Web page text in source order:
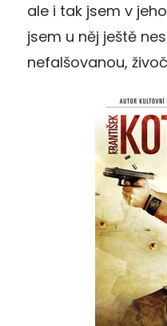
ale i tak jsem v
jsem u něj ještě
nefalšovanou,